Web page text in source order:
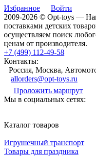
Избранное
Войти
2009-2026 © Opt-toys —
поставками детских
осуществляем поиск
ценам от производителя.
+7 (499) 112-49-58
Контакты:
Россия, Москва,
allorders@opt-toys.ru
Проложить маршрут
Мы в социальных сетях:
Каталог товаров
Игрушечный транспорт
Товары для праздника